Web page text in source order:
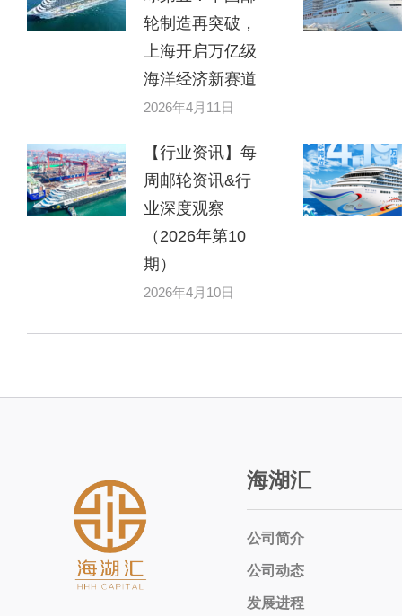
轮制造再突破，
上海开启万亿级
海洋经济新赛道
2026年4月11日
【行业资讯】每
周邮轮资讯&行
业深度观察
（2026年第10
期）
2026年4月10日
海湖汇
公司简介
公司动态
发展进程